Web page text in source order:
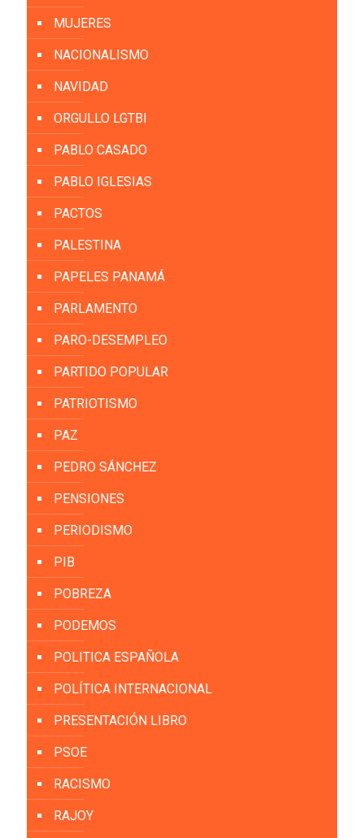
MUJERES
NACIONALISMO
NAVIDAD
ORGULLO LGTBI
PABLO CASADO
PABLO IGLESIAS
PACTOS
PALESTINA
PAPELES PANAMÁ
PARLAMENTO
PARO-DESEMPLEO
PARTIDO POPULAR
PATRIOTISMO
PAZ
PEDRO SÁNCHEZ
PENSIONES
PERIODISMO
PIB
POBREZA
PODEMOS
POLITICA ESPAÑOLA
POLÍTICA INTERNACIONAL
PRESENTACIÓN LIBRO
PSOE
RACISMO
RAJOY